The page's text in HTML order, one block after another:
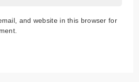
and website in this browser for